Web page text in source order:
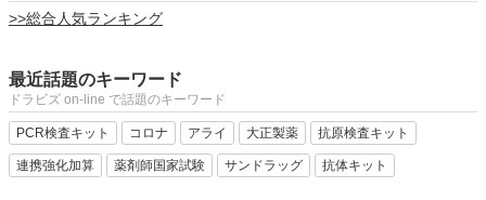
>>総合人気ランキング
最近話題のキーワード
ドラビズ on-line で話題のキーワード
PCR検査キット コロナ アライ 大正製薬 抗原検査キット
連携強化加算 薬剤師国家試験 サンドラッグ 抗体キット